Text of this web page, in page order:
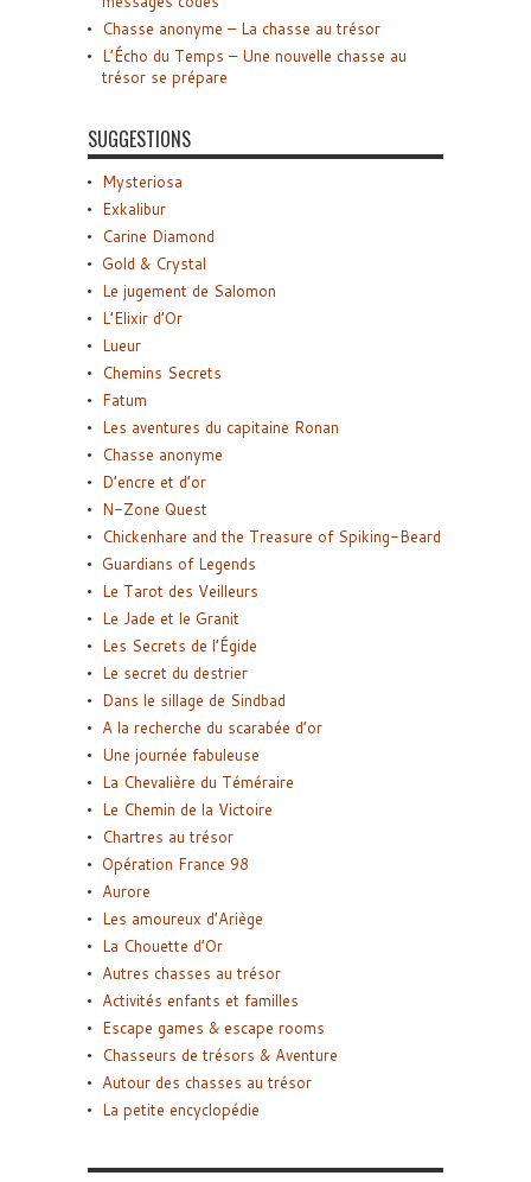
Chasse anonyme – La chasse au trésor
L’Écho du Temps – Une nouvelle chasse au
trésor se prépare
SUGGESTIONS
Mysteriosa
Exkalibur
Carine Diamond
Gold & Crystal
Le jugement de Salomon
L’Elixir d’Or
Lueur
Chemins Secrets
Fatum
Les aventures du capitaine Ronan
Chasse anonyme
D’encre et d’or
N-Zone Quest
Chickenhare and the Treasure of Spiking-Beard
Guardians of Legends
Le Tarot des Veilleurs
Le Jade et le Granit
Les Secrets de l’Égide
Le secret du destrier
Dans le sillage de Sindbad
A la recherche du scarabée d’or
Une journée fabuleuse
La Chevalière du Téméraire
Le Chemin de la Victoire
Chartres au trésor
Opération France 98
Aurore
Les amoureux d’Ariège
La Chouette d’Or
Autres chasses au trésor
Activités enfants et familles
Escape games & escape rooms
Chasseurs de trésors & Aventure
Autour des chasses au trésor
La petite encyclopédie